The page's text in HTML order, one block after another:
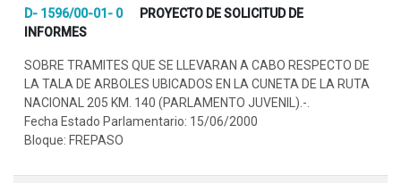
D- 1596/00-01- 0
PROYECTO DE SOLICITUD DE
INFORMES
SOBRE TRAMITES QUE SE LLEVARAN A CABO RESPECTO DE
LA TALA DE ARBOLES UBICADOS EN LA CUNETA DE LA RUTA
NACIONAL 205 KM. 140 (PARLAMENTO JUVENIL).-.
Fecha Estado Parlamentario: 15/06/2000
Bloque: FREPASO